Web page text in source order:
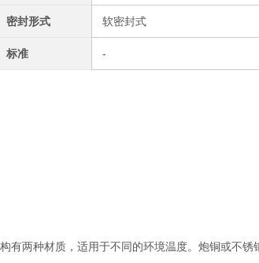
密封形式 软密封式
标准 -
有两种材质，适用于不同的环境温度。炮铜或不锈